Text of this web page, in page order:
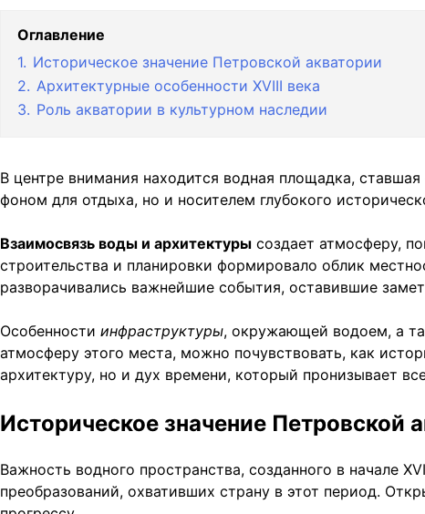
Оглавление
1. Историческое значение Петровской акватории
2. Архитектурные особенности XVIII века
3. Роль акватории в культурном наследии
В центре внимания находится водная площадка,
фоном для отдыха, но и носителем глубокого
Взаимосвязь воды и архитектуры создает атмосферу,
строительства и планировки формировало облик
разворачивались важнейшие события, оставившие
Особенности инфраструктуры, окружающей водоем, а
атмосферу этого места, можно почувствовать, как
архитектуру, но и дух времени, который пронизывает
Историческое значение Петровской
Важность водного пространства, созданного в начале
преобразований, охвативших страну в этот период.